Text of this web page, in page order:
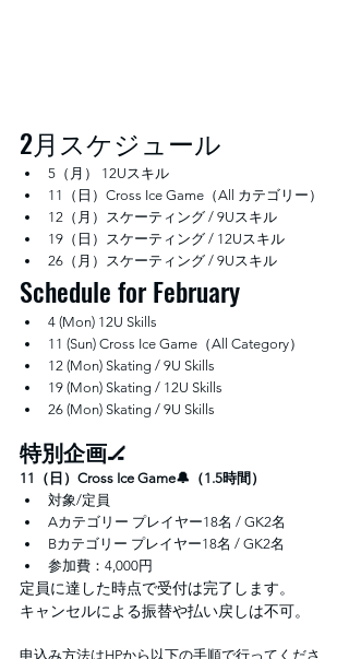
2月スケジュール
5（月） 12Uスキル
11（日）Cross Ice Game（All カテゴリー）
12（月）スケーティング / 9Uスキル
19（日）スケーティング / 12Uスキル
26（月）スケーティング / 9Uスキル
Schedule for February
4 (Mon) 12U Skills
11 (Sun) Cross Ice Game（All Category）
12 (Mon) Skating / 9U Skills
19 (Mon) Skating / 12U Skills
26 (Mon) Skating / 9U Skills
特別企画🏒
11（日）Cross Ice Game🔔（1.5時間）
対象/定員
Aカテゴリー プレイヤー18名 / GK2名
Bカテゴリー プレイヤー18名 / GK2名
参加費：4,000円
定員に達した時点で受付は完了します。
キャンセルによる振替や払い戻しは不可。
申込み方法はHPから以下の手順で行ってくださ